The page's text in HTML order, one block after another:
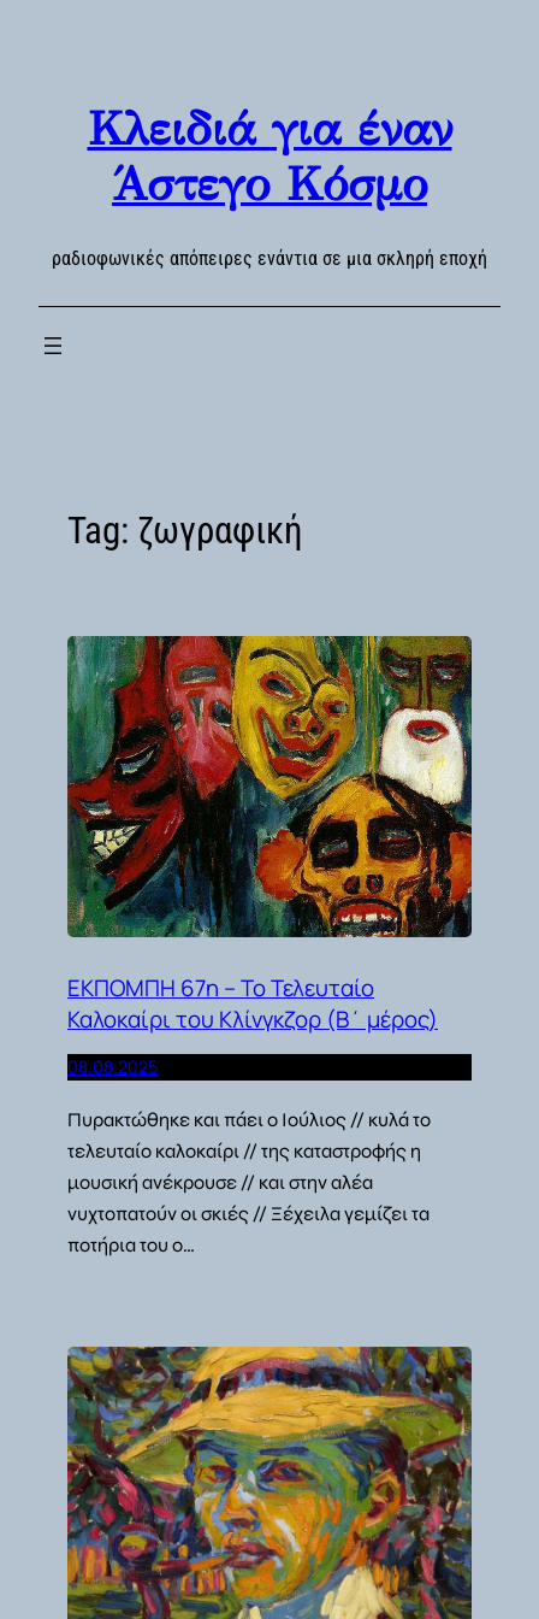
Κλειδιά για έναν
Άστεγο Κόσμο
ραδιοφωνικές απόπειρες ενάντια σε μια σκληρή εποχή
Tag: ζωγραφική
ΕΚΠΟΜΠΗ 67η – Το Τελευταίο
Καλοκαίρι του Κλίνγκζορ (Β΄ μέρος)
08.08.2025
Πυρακτώθηκε και πάει ο Ιούλιος // κυλά το
τελευταίο καλοκαίρι // της καταστροφής η
μουσική ανέκρουσε // και στην αλέα
νυχτοπατούν οι σκιές // Ξέχειλα γεμίζει τα
ποτήρια του ο…